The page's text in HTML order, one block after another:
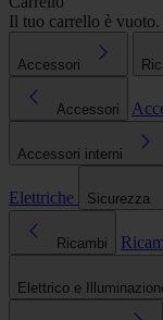
Il tuo carrello è vuoto.
Accessori
Accessori
Accessori interni
Elettriche Sicurezza
Ricambi
Elettrico e